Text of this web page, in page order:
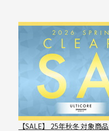
【SALE】 25年秋冬 対象商